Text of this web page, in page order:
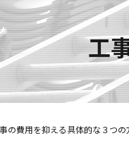
工
の費用を抑える具体的な３つの